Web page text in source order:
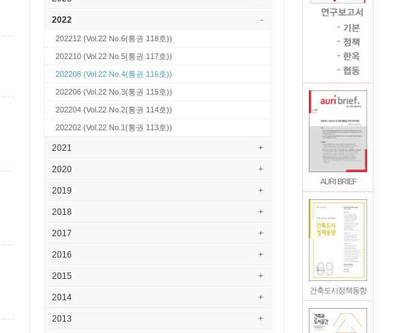
AURI BRIEF
건축도시정책동향
2022 -
202212 (Vol.22 No.6(통권 118호))
202210 (Vol.22 No.5(통권 117호))
202208 (Vol.22 No.4(통권 116호))
202206 (Vol.22 No.3(통권 115호))
202204 (Vol.22 No.2(통권 114호))
202202 (Vol.22 No.1(통권 113호))
2021 +
2020 +
2019 +
2018 +
2017 +
2016 +
2015 +
2014 +
2013 +